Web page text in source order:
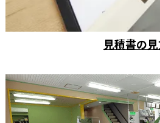
見積書の